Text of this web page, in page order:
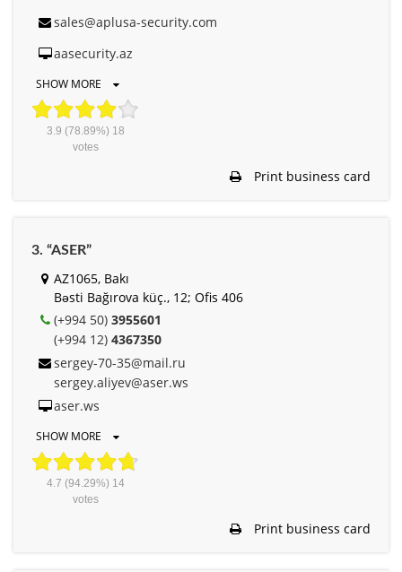
sales@aplusa-security.com
aasecurity.az
SHOW MORE
3.9 (78.89%) 18
votes
Print business card
3. “ASER”
AZ1065, Bakı
Bəsti Bağırova küç., 12; Оfis 406
(+994 50) 3955601
(+994 12) 4367350
sergey-70-35@mail.ru
sergey.aliyev@aser.ws
aser.ws
SHOW MORE
4.7 (94.29%) 14
votes
Print business card